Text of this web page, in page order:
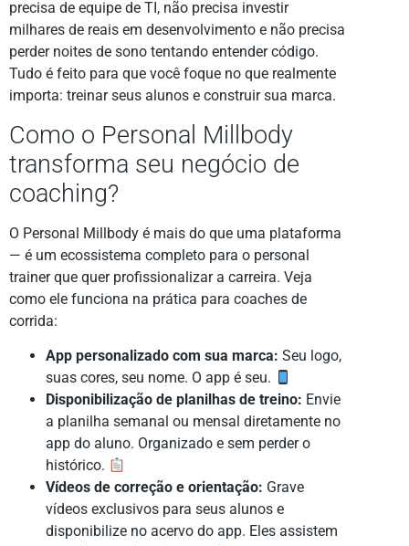
precisa de equipe de TI, não precisa investir
milhares de reais em desenvolvimento e não precisa
perder noites de sono tentando entender código.
Tudo é feito para que você foque no que realmente
importa: treinar seus alunos e construir sua marca.
Como o Personal Millbody
transforma seu negócio de
coaching?
O Personal Millbody é mais do que uma plataforma
— é um ecossistema completo para o personal
trainer que quer profissionalizar a carreira. Veja
como ele funciona na prática para coaches de
corrida:
App personalizado com sua marca: Seu logo,
suas cores, seu nome. O app é seu.
Disponibilização de planilhas de treino: Envie
a planilha semanal ou mensal diretamente no
app do aluno. Organizado e sem perder o
histórico.
Vídeos de correção e orientação: Grave
vídeos exclusivos para seus alunos e
disponibilize no acervo do app. Eles assistem